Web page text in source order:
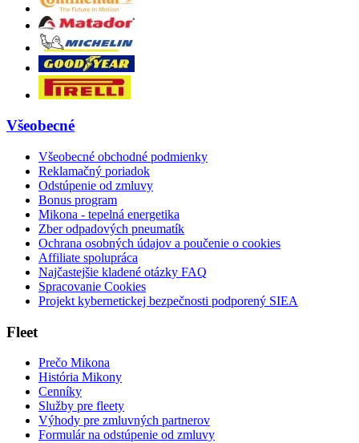
Všeobecné
Všeobecné obchodné podmienky
Reklamačný poriadok
Odstúpenie od zmluvy
Bonus program
Mikona - tepelná energetika
Zber odpadových pneumatík
Ochrana osobných údajov a poučenie o cookies
Affiliate spolupráca
Najčastejšie kladené otázky FAQ
Spracovanie Cookies
Projekt kybernetickej bezpečnosti podporený SIEA
Fleet
Prečo Mikona
História Mikony
Cenníky
Služby pre fleety
Výhody pre zmluvných partnerov
Formulár na odstúpenie od zmluvy